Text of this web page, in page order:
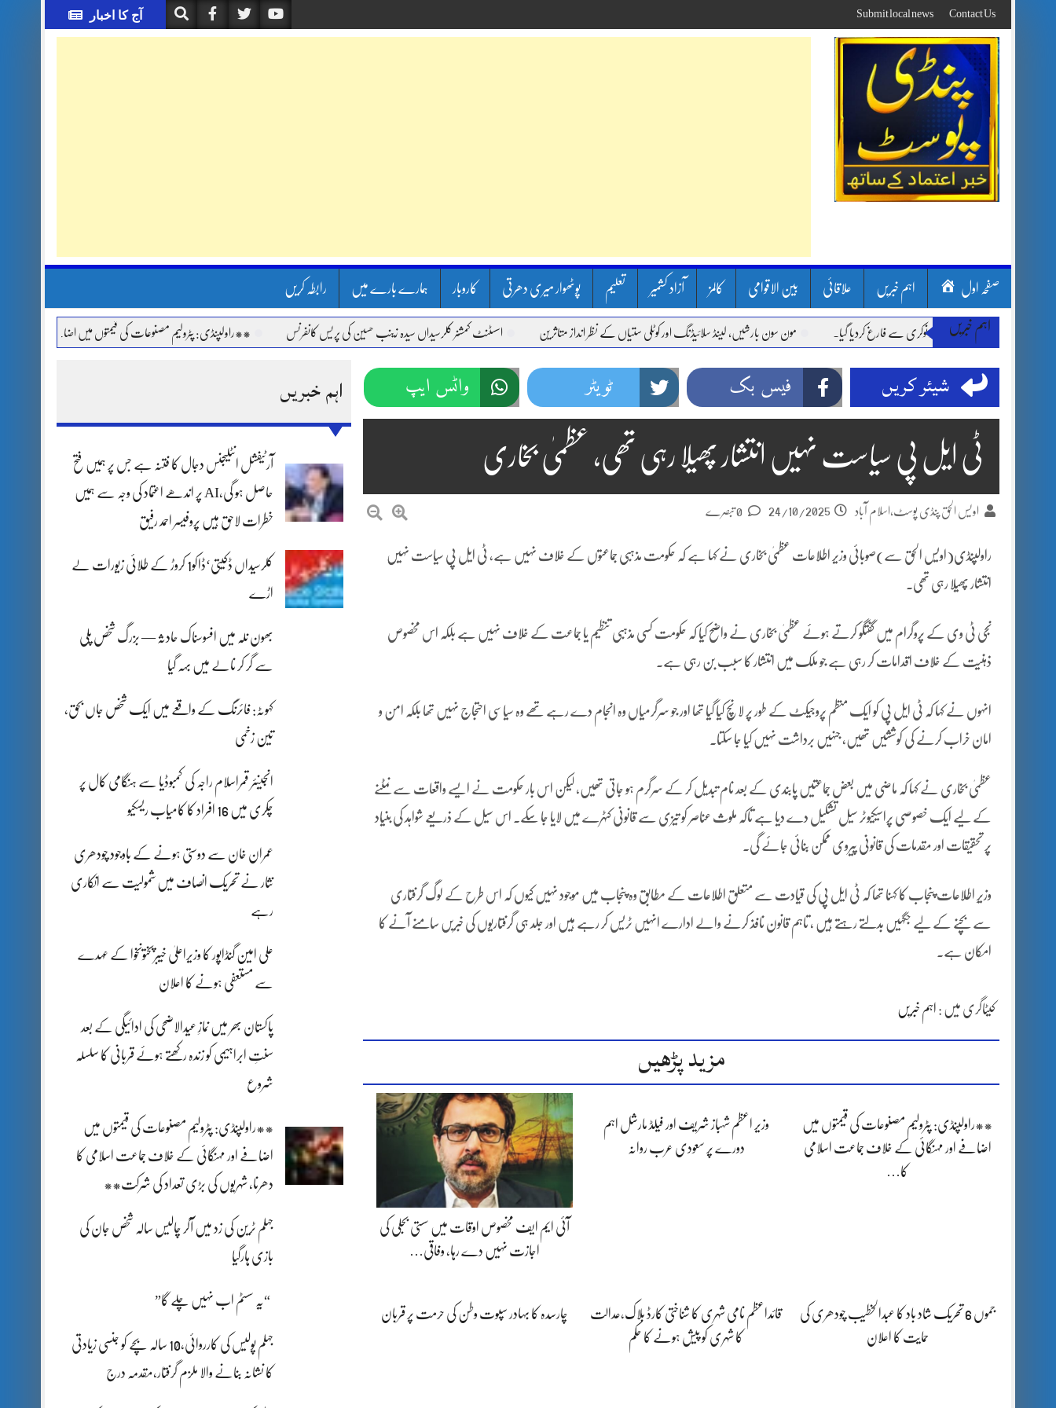
to
content
آج کا اخبار Contact Us
Submit local news
صفحہ اول اہم خبریں علاقائی بین الاقوامی کالمز آزاد کشمیر تعلیم پوٹھوار میری دھرتی کاروبار ہمارے بارے میں رابطہ کریں
اہم خبریں مون سون بارشیں، لینڈ سلائیڈنگ اور کوٹلی ستیاں کے نظر انداز متاثرین اسسٹنٹ کمشنر کلرسیداں سیدہ زینب حسین کی پریس کانفرنس **راولپنڈی: پٹرولیم مصنوعات کی قیمتوں میں اضافے اور مہنگائی کے
اہم خبریں
آرٹیفشل انٹلیجنس دجال کا فتنہ ہے جس پر ہمیں فتح
حاصل ہو گی،AI پر اندھے اعتماد کی وجہ سے ہمیں
خطرات لاحق ہیں پروفیسر احمد رفیق
کلرسیداں ڈکیتی‘ڈاکو1 کروڑ کے طلائی زیورات لے
اڑے
بھون نلہ میں افسوسناک حادثہ — بزرگ شخص پلی
سے گر کر نالے میں بہہ گیا
کہوٹہ: فائرنگ کے واقعے میں ایک شخص جاں بحق،
تین زخمی
انجینئر قمراسلام راجہ کی کمبوڈیا سے ہنگامی کال پر
چکری میں 16 افراد کا کامیاب ریسکیو
عمران خان سے دوستی ہونے کے باوجود چودھری
نثار نے تحریک انصاف میں شمولیت سے انکاری
رہے
علی امین گنڈاپور کا وزیراعلیٰ خیبرپختونخوا کے عہدے
سے مستعفی ہونے کا اعلان
پاکستان بھر میں نمازِ عیدالاضحی کی ادائیگی کے بعد
سنتِ ابراہیمی کو زندہ رکھتے ہوئے قربانی کا سلسلہ
شروع
**راولپنڈی: پٹرولیم مصنوعات کی قیمتوں میں
اضافے اور مہنگائی کے خلاف جماعت اسلامی کا
دھرنا، شہریوں کی بڑی تعداد کی شرکت**
جہلم ٹرین کی زد میں آکر چالیس سالہ شخص جان کی
بازی ہارگیا
“یہ سسٹم اب نہیں چلے گا”
جہلم پولیس کی کارروائی،10 سالہ بچے کو جنسی زیادتی
کا نشانہ بنانے والا ملزم گرفتار،مقدمہ درج
شیئر کریں فیس بک ٹویٹر واٹس ایپ
ٹی ایل پی سیاست نہیں انتشار پھیلا رہی تھی، عظمیٰ بخاری
اویس الحق پنڈی پوسٹ،اسلام آباد 24/10/2025
راولپنڈی(اویس الحق سے)صوبائی وزیر اطلاعات عظمیٰ بخاری نے کہا ہے کہ حکومت مذہبی جماعتوں کے خلاف نہیں ہے، ٹی ایل پی سیاست نہیں
انتشار پھیلا رہی تھی۔
نجی ٹی وی کے پروگرام میں گفتگو کرتے ہوئے عظمیٰ بخاری نے واضح کیا کہ حکومت کسی مذہبی تنظیم یا جماعت کے خلاف نہیں ہے بلکہ اس مخصوص
ذہنیت کے خلاف اقدامات کر رہی ہے جو ملک میں انتشار کا سبب بن رہی ہے۔
انہوں نے کہا کہ ٹی ایل پی کو ایک منظم پروجیکٹ کے طور پر لانچ کیا گیا تھا اور جو سرگرمیاں وہ انجام دے رہے تھے وہ سیاسی احتجاج نہیں تھا بلکہ امن و
امان خراب کرنے کی کوششیں تھیں، جنہیں برداشت نہیں کیا جا سکتا۔
عظمیٰ بخاری نے کہا کہ ماضی میں بعض جماعتیں پابندی کے بعد نام تبدیل کر کے سرگرم ہو جاتی تھیں، لیکن اس بار حکومت نے ایسے واقعات سے نمٹنے
کے لیے ایک خصوصی پراسیکیوٹر سیل تشکیل دے دیا ہے تاکہ ملوث عناصر کو تیزی سے قانونی کٹہرے میں لایا جا سکے۔ اس سیل کے ذریعے شواہد کی بنیاد
پر تحقیقات اور مقدمات کی قانونی پیروی ممکن بنائی جائے گی۔
وزیرِ اطلاعات پنجاب کا کہنا تھا کہ ٹی ایل پی کی قیادت سے متعلق اطلاعات کے مطابق وہ پنجاب میں موجود نہیں کیوں کہ اس طرح کے لوگ گرفتاری
سے بچنے کے لیے جگہیں بدلتے رہتے ہیں ، تاہم قانون نافذ کرنے والے ادارے انہیں ٹریس کر رہے ہیں اور جلد ہی گرفتاریوں کی خبریں سامنے آنے کا
امکان ہے۔
کیٹاگری میں : اہم خبریں
مزید پڑھیں
**راولپنڈی: پٹرولیم مصنوعات کی قیمتوں میں
اضافے اور مہنگائی کے خلاف جماعت اسلامی
کا…
وزیر اعظم شہباز شریف اور فیلڈ مارشل اہم
دورے پر سعودی عرب روانہ
آئی ایم ایف مخصوص اوقات میں سستی بجلی کی
اجازت نہیں دے رہا، وفاقی…
جموں 6 تحریک شاد باد کا عبدالخطیب چودھری کی
حمایت کا اعلان
قائداعظم نامی شہری کا شناختی کارڈ بلاک،عدالت
کا شہری کو پیش ہونے کا حکم
چارسدہ کا بہادر سپوت وطن کی حرمت پر قربان